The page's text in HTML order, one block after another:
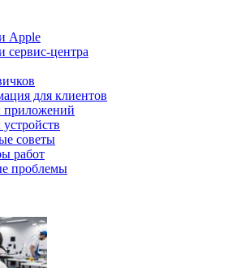
Apple
сервис-центра
для клиентов
приложений
советы
работ
проблемы